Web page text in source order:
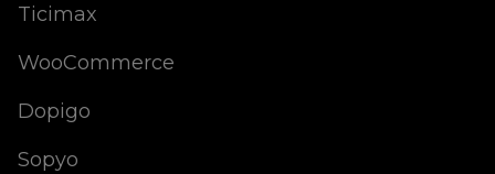
Ticimax
WooCommerce
Dopigo
Sopyo